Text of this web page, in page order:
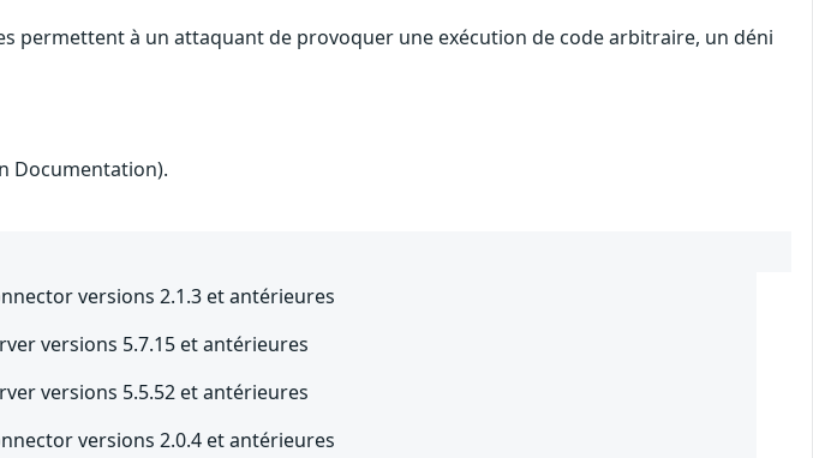
permettent à un attaquant de provoquer une exécution de code arbitraire, un déni
Documentation).
versions 2.1.3 et antérieures
versions 5.7.15 et antérieures
versions 5.5.52 et antérieures
versions 2.0.4 et antérieures